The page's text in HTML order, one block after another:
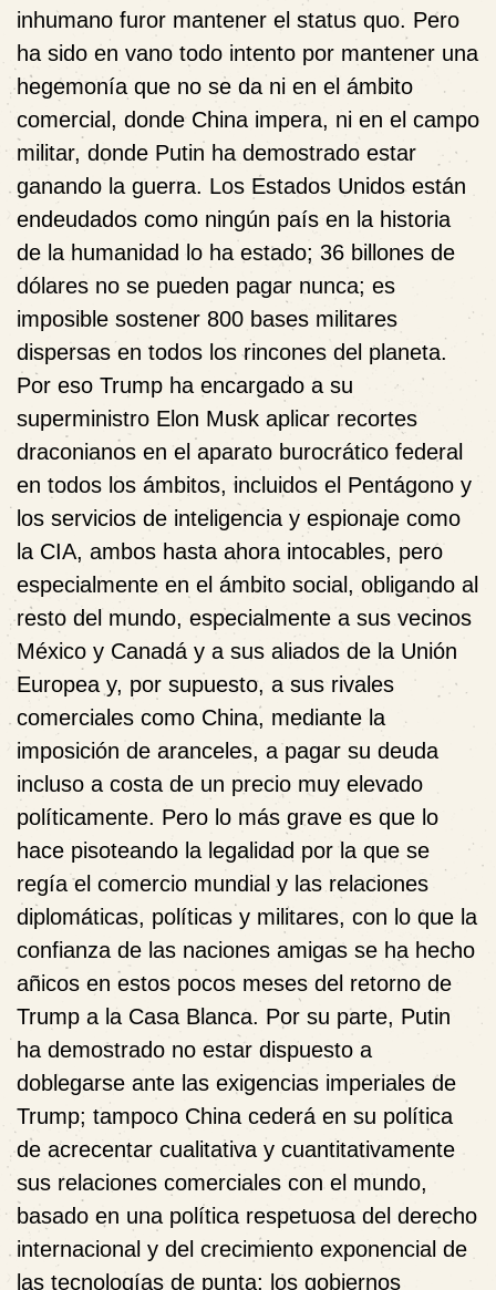
inhumano furor mantener el status quo. Pero
ha sido en vano todo intento por mantener una
hegemonía que no se da ni en el ámbito
comercial, donde China impera, ni en el campo
militar, donde Putin ha demostrado estar
ganando la guerra. Los Estados Unidos están
endeudados como ningún país en la historia
de la humanidad lo ha estado; 36 billones de
dólares no se pueden pagar nunca; es
imposible sostener 800 bases militares
dispersas en todos los rincones del planeta.
Por eso Trump ha encargado a su
superministro Elon Musk aplicar recortes
draconianos en el aparato burocrático federal
en todos los ámbitos, incluidos el Pentágono y
los servicios de inteligencia y espionaje como
la CIA, ambos hasta ahora intocables, pero
especialmente en el ámbito social, obligando al
resto del mundo, especialmente a sus vecinos
México y Canadá y a sus aliados de la Unión
Europea y, por supuesto, a sus rivales
comerciales como China, mediante la
imposición de aranceles, a pagar su deuda
incluso a costa de un precio muy elevado
políticamente. Pero lo más grave es que lo
hace pisoteando la legalidad por la que se
regía el comercio mundial y las relaciones
diplomáticas, políticas y militares, con lo que la
confianza de las naciones amigas se ha hecho
añicos en estos pocos meses del retorno de
Trump a la Casa Blanca. Por su parte, Putin
ha demostrado no estar dispuesto a
doblegarse ante las exigencias imperiales de
Trump; tampoco China cederá en su política
de acrecentar cualitativa y cuantitativamente
sus relaciones comerciales con el mundo,
basado en una política respetuosa del derecho
internacional y del crecimiento exponencial de
las tecnologías de punta; los gobiernos